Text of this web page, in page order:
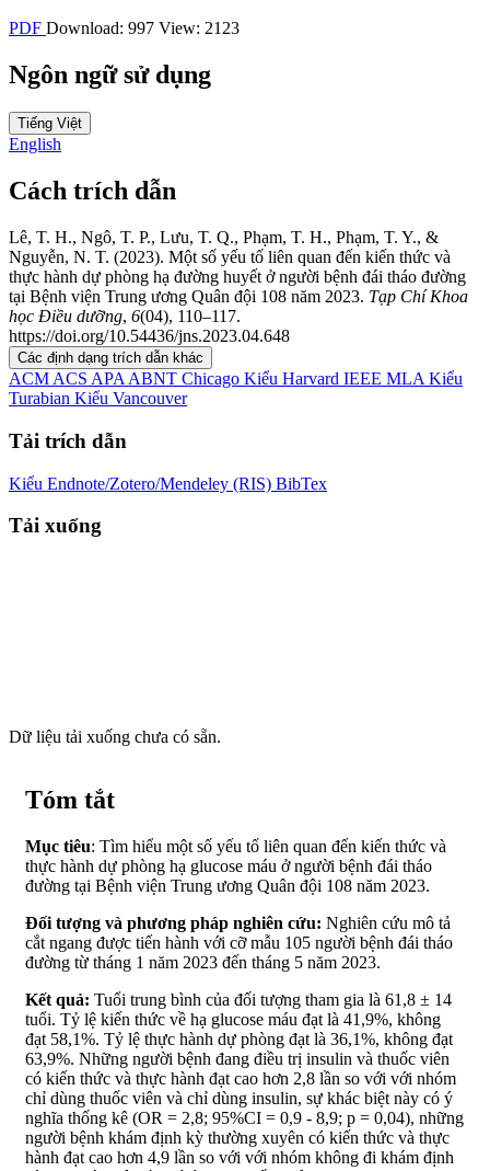
PDF Download: 997 View: 2123
Ngôn ngữ sử dụng
Tiếng Việt
English
Cách trích dẫn
Lê, T. H., Ngô, T. P., Lưu, T. Q., Phạm, T. H., Phạm, T. Y., &
Nguyễn, N. T. (2023). Một số yếu tố liên quan đến kiến thức và
thực hành dự phòng hạ đường huyết ở người bệnh đái tháo đường
tại Bệnh viện Trung ương Quân đội 108 năm 2023. Tạp Chí Khoa
học Điều dưỡng, 6(04), 110–117.
https://doi.org/10.54436/jns.2023.04.648
Các định dạng trích dẫn khác
ACM ACS APA ABNT Chicago Kiểu Harvard IEEE MLA Kiểu
Turabian Kiểu Vancouver
Tải trích dẫn
Kiểu Endnote/Zotero/Mendeley (RIS) BibTex
Tải xuống
Dữ liệu tải xuống chưa có sẵn.
Tóm tắt
Mục tiêu: Tìm hiểu một số yếu tố liên quan đến kiến thức và
thực hành dự phòng hạ glucose máu ở người bệnh đái tháo
đường tại Bệnh viện Trung ương Quân đội 108 năm 2023.
Đối tượng và phương pháp nghiên cứu: Nghiên cứu mô tả
cắt ngang được tiến hành với cỡ mẫu 105 người bệnh đái tháo
đường từ tháng 1 năm 2023 đến tháng 5 năm 2023.
Kết quả: Tuổi trung bình của đối tượng tham gia là 61,8 ± 14
tuổi. Tỷ lệ kiến thức về hạ glucose máu đạt là 41,9%, không
đạt 58,1%. Tỷ lệ thực hành dự phòng đạt là 36,1%, không đạt
63,9%. Những người bệnh đang điều trị insulin và thuốc viên
có kiến thức và thực hành đạt cao hơn 2,8 lần so với với nhóm
chỉ dùng thuốc viên và chỉ dùng insulin, sự khác biệt này có ý
nghĩa thống kê (OR = 2,8; 95%CI = 0,9 - 8,9; p = 0,04), những
người bệnh khám định kỳ thường xuyên có kiến thức và thực
hành đạt cao hơn 4,9 lần so với với nhóm không đi khám định